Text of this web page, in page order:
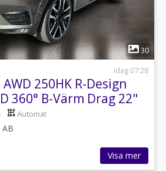
1
30
Idag 07:28
250HK R-Design
360° B-Värm Drag 22"
Automat
AB
Visa mer